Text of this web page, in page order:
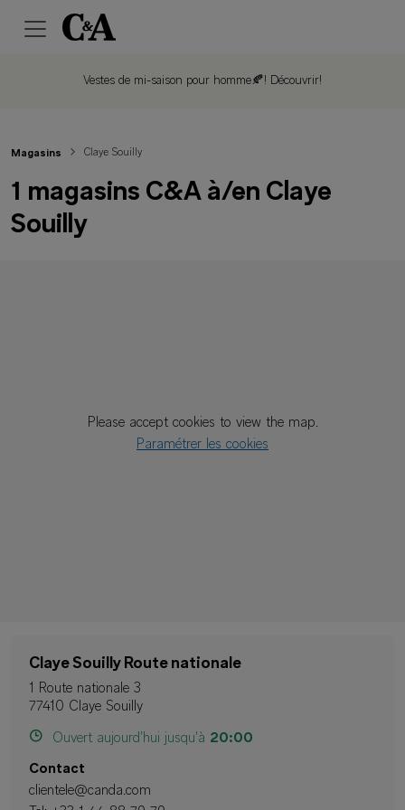
Vestes de mi-saison pour homme🍂! Découvrir!
Please accept cookies to view the map.
Paramétrer les cookies
Magasins Claye Souilly
1 magasins C&A à/en Claye
Souilly
Claye Souilly Route nationale
1 Route nationale 3
77410 Claye Souilly
Ouvert aujourd'hui jusqu'à 20:00
Contact
clientele@canda.com